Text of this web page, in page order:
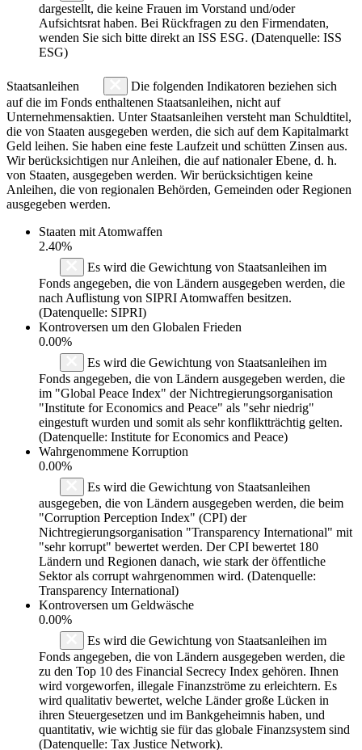
dargestellt, die keine Frauen im Vorstand und/oder
Aufsichtsrat haben. Bei Rückfragen zu den Firmendaten,
wenden Sie sich bitte direkt an ISS ESG. (Datenquelle: ISS
ESG)
Staatsanleihen
Die folgenden Indikatoren beziehen sich
auf die im Fonds enthaltenen Staatsanleihen, nicht auf
Unternehmensaktien. Unter Staatsanleihen versteht man Schuldtitel,
die von Staaten ausgegeben werden, die sich auf dem Kapitalmarkt
Geld leihen. Sie haben eine feste Laufzeit und schütten Zinsen aus.
Wir berücksichtigen nur Anleihen, die auf nationaler Ebene, d. h.
von Staaten, ausgegeben werden. Wir berücksichtigen keine
Anleihen, die von regionalen Behörden, Gemeinden oder Regionen
ausgegeben werden.
Staaten mit Atomwaffen
2.40%
Es wird die Gewichtung von Staatsanleihen im
Fonds angegeben, die von Ländern ausgegeben werden, die
nach Auflistung von SIPRI Atomwaffen besitzen.
(Datenquelle: SIPRI)
Kontroversen um den Globalen Frieden
0.00%
Es wird die Gewichtung von Staatsanleihen im
Fonds angegeben, die von Ländern ausgegeben werden, die
im "Global Peace Index" der Nichtregierungsorganisation
"Institute for Economics and Peace" als "sehr niedrig"
eingestuft wurden und somit als sehr konfliktträchtig gelten.
(Datenquelle: Institute for Economics and Peace)
Wahrgenommene Korruption
0.00%
Es wird die Gewichtung von Staatsanleihen
ausgegeben, die von Ländern ausgegeben werden, die beim
"Corruption Perception Index" (CPI) der
Nichtregierungsorganisation "Transparency International" mit
"sehr korrupt" bewertet werden. Der CPI bewertet 180
Ländern und Regionen danach, wie stark der öffentliche
Sektor als corrupt wahrgenommen wird. (Datenquelle:
Transparency International)
Kontroversen um Geldwäsche
0.00%
Es wird die Gewichtung von Staatsanleihen im
Fonds angegeben, die von Ländern ausgegeben werden, die
zu den Top 10 des Financial Secrecy Index gehören. Ihnen
wird vorgeworfen, illegale Finanzströme zu erleichtern. Es
wird qualitativ bewertet, welche Länder große Lücken in
ihren Steuergesetzen und im Bankgeheimnis haben, und
quantitativ, wie wichtig sie für das globale Finanzsystem sind
(Datenquelle: Tax Justice Network).